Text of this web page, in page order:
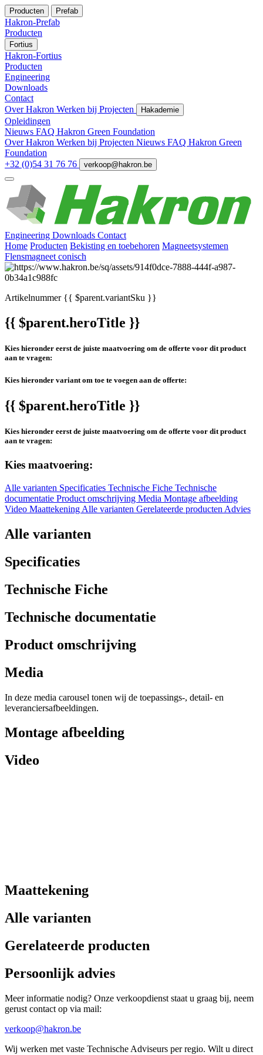
Producten Prefab
Hakron-Prefab
Producten
Fortius
Hakron-Fortius
Producten
Engineering
Downloads
Contact
Over Hakron Werken bij Projecten Hakademie
Opleidingen
Nieuws FAQ Hakron Green Foundation
Over Hakron Werken bij Projecten Nieuws FAQ Hakron Green
Foundation
+32 (0)54 31 76 76
verkoop@hakron.be
Engineering Downloads Contact
Home Producten Bekisting en toebehoren Magneetsystemen
Flensmagneet conisch
Artikelnummer{{ $parent.variantSku }}
{{ $parent.heroTitle }}
Kies hieronder eerst de juiste maatvoering om de offerte voor dit product
aan te vragen:
Kies hieronder variant om toe te voegen aan de offerte:
{{ $parent.heroTitle }}
Kies hieronder eerst de juiste maatvoering om de offerte voor dit product
aan te vragen:
Kies maatvoering:
Alle varianten Specificaties Technische Fiche Technische
documentatie Product omschrijving Media Montage afbeelding
Video Maattekening Alle varianten Gerelateerde producten Advies
Alle varianten
Specificaties
Technische Fiche
Technische documentatie
Product omschrijving
Media
In deze media carousel tonen wij de toepassings-, detail- en
leveranciersafbeeldingen.
Montage afbeelding
Video
Maattekening
Alle varianten
Gerelateerde producten
Persoonlijk advies
Meer informatie nodig? Onze verkoopdienst staat u graag bij, neem
gerust contact op via mail:
verkoop@hakron.be
Wij werken met vaste Technische Adviseurs per regio. Wilt u direct